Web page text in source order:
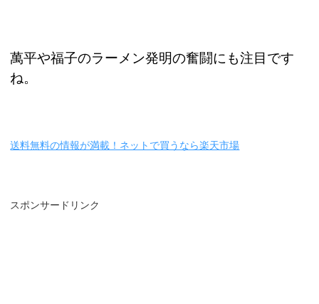
萬平や福子のラーメン発明の奮闘にも注目です
ね。
送料無料の情報が満載！ネットで買うなら楽天市場
スポンサードリンク